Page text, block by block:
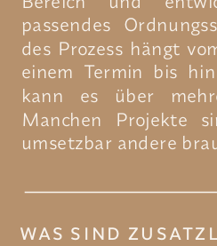
WAS SIND
passendes
des Prozess hängt
einem Termin bis
kann es über
Manchen Projekte
umsetzbar andere